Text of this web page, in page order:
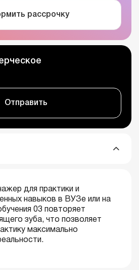
рассрочку
Отправить
для практики и
навыков в ВУЗе или на
03 повторяет
зуба, что позволяет
максимально